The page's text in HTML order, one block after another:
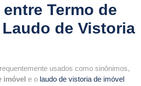
Termo de
de Vistoria
usados como sinônimos,
imóvel e o laudo de vistoria de imóvel